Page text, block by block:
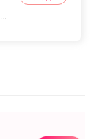
夜夏相机app这款拍照与图片编辑软件，以其简单易用的界面和强大的功能，成为了许多用户在日常生活中拍照和编辑图片的首选工具。软件不仅支持高质量的拍照功能，用户可以